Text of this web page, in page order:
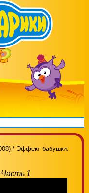
/ Эффект бабушки.
1